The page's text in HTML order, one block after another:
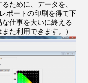
ために、データを、
ポートの印刷を得て下
仕事を大いに終える
た利用できます。）